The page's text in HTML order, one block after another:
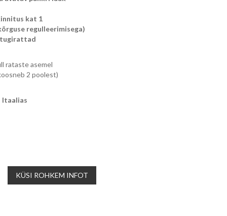
kat 1
regulleerimisega)
tugirattad
rataste asemel
2 poolest)
KÜSI ROHKEM INFOT